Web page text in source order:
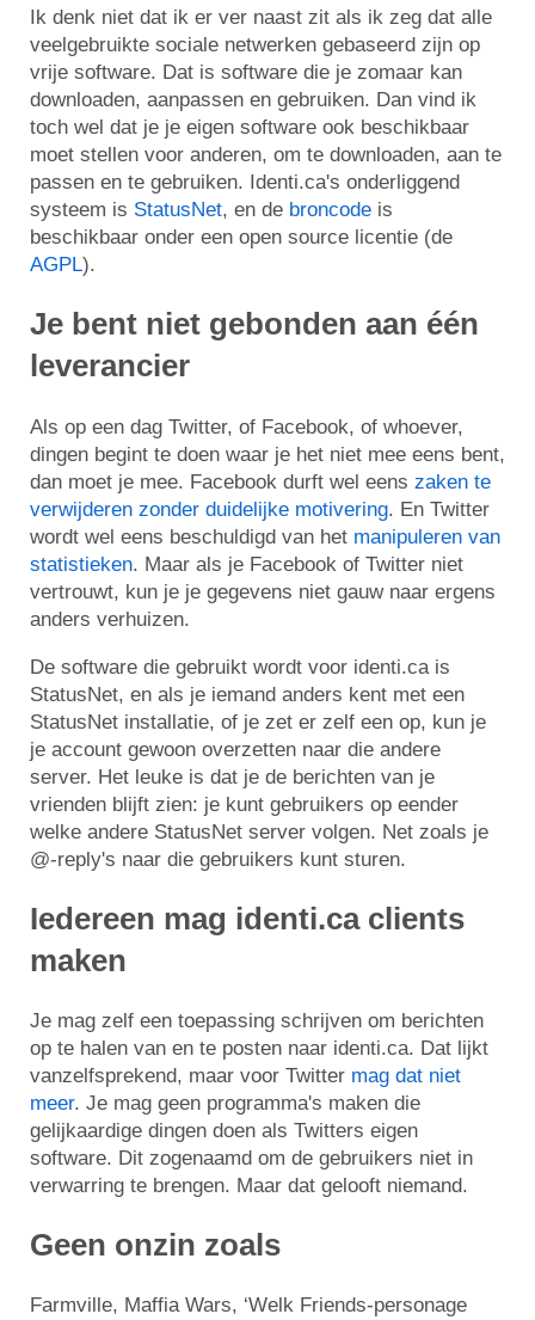
Ik denk niet dat ik er ver naast zit als ik zeg dat alle
veelgebruikte sociale netwerken gebaseerd zijn op
vrije software. Dat is software die je zomaar kan
downloaden, aanpassen en gebruiken. Dan vind ik
toch wel dat je je eigen software ook beschikbaar
moet stellen voor anderen, om te downloaden, aan te
passen en te gebruiken. Identi.ca's onderliggend
systeem is StatusNet, en de broncode is
beschikbaar onder een open source licentie (de
AGPL).
Je bent niet gebonden aan één
leverancier
Als op een dag Twitter, of Facebook, of whoever,
dingen begint te doen waar je het niet mee eens bent,
dan moet je mee. Facebook durft wel eens zaken te
verwijderen zonder duidelijke motivering. En Twitter
wordt wel eens beschuldigd van het manipuleren van
statistieken. Maar als je Facebook of Twitter niet
vertrouwt, kun je je gegevens niet gauw naar ergens
anders verhuizen.
De software die gebruikt wordt voor identi.ca is
StatusNet, en als je iemand anders kent met een
StatusNet installatie, of je zet er zelf een op, kun je
je account gewoon overzetten naar die andere
server. Het leuke is dat je de berichten van je
vrienden blijft zien: je kunt gebruikers op eender
welke andere StatusNet server volgen. Net zoals je
@-reply's naar die gebruikers kunt sturen.
Iedereen mag identi.ca clients
maken
Je mag zelf een toepassing schrijven om berichten
op te halen van en te posten naar identi.ca. Dat lijkt
vanzelfsprekend, maar voor Twitter mag dat niet
meer. Je mag geen programma's maken die
gelijkaardige dingen doen als Twitters eigen
software. Dit zogenaamd om de gebruikers niet in
verwarring te brengen. Maar dat gelooft niemand.
Geen onzin zoals
Farmville, Maffia Wars, ‘Welk Friends-personage